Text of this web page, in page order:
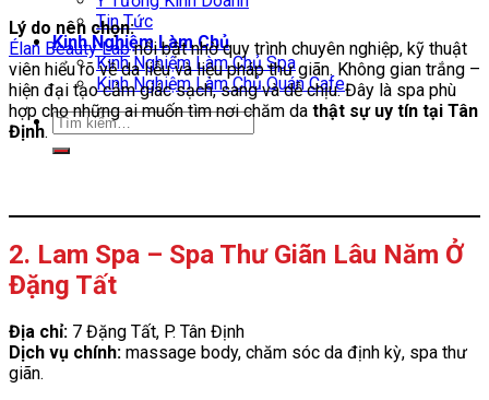
Tin Tức
Kinh Nghiệm Làm Chủ
Kinh Nghiệm Làm Chủ Spa
Kinh Nghiệm Làm Chủ Quán Cafe
Tìm
kiếm:
Lý do nên chọn:
Élan Beauty Labnổi bật nhờ quy trình chuyên nghiệp, kỹ thuật
viên hiểu rõ về da liễu và liệu pháp thư giãn. Không gian trắng –
hiện đại tạo cảm giác sạch, sang và dễ chịu. Đây là spa phù
hợp cho những ai muốn tìm nơi chăm da thật sự uy tín tại Tân
Định.
2. Lam Spa – Spa Thư Giãn Lâu Năm Ở
Đặng Tất
Địa chỉ: 7 Đặng Tất, P. Tân Định
Dịch vụ chính: massage body, chăm sóc da định kỳ, spa thư
giãn.